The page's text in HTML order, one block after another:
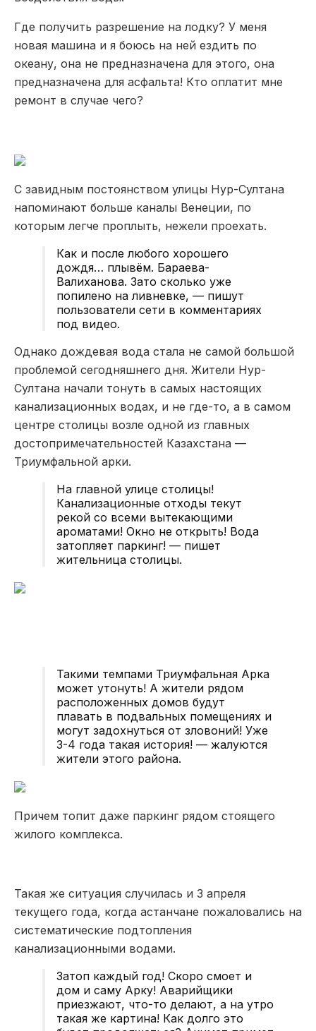
Где получить разрешение на лодку? У меня
новая машина и я боюсь на ней ездить по
океану, она не предназначена для этого, она
предназначена для асфальта! Кто оплатит мне
ремонт в случае чего?
С завидным постоянством улицы Нур-Султана
напоминают больше каналы Венеции, по
которым легче проплыть, нежели проехать.
Как и после любого хорошего
дождя… плывём. Бараева-
Валиханова. Зато сколько уже
попилено на ливневке, — пишут
пользователи сети в комментариях
под видео.
Однако дождевая вода стала не самой большой
проблемой сегодняшнего дня. Жители Нур-
Султана начали тонуть в самых настоящих
канализационных водах, и не где-то, а в самом
центре столицы возле одной из главных
достопримечательностей Казахстана —
Триумфальной арки.
На главной улице столицы!
Канализационные отходы текут
рекой со всеми вытекающими
ароматами! Окно не открыть! Вода
затопляет паркинг! — пишет
жительница столицы.
Такими темпами Триумфальная Арка
может утонуть! А жители рядом
расположенных домов будут
плавать в подвальных помещениях и
могут задохнуться от зловоний! Уже
3-4 года такая история! — жалуются
жители этого района.
Причем топит даже паркинг рядом стоящего
жилого комплекса.
Такая же ситуация случилась и 3 апреля
текущего года, когда астанчане пожаловались на
систематические подтопления
канализационными водами.
Затоп каждый год! Скоро смоет и
дом и саму Арку! Аварийщики
приезжают, что-то делают, а на утро
такая же картина! Как долго это